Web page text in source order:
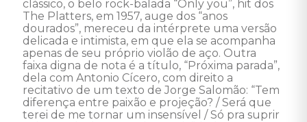
clássico, o belo rock-balada “Only you”, hit dos
The Platters, em 1957, auge dos “anos
dourados”, mereceu da intérprete uma versão
delicada e intimista, em que ela se acompanha
apenas de seu próprio violão de aço. Outra
faixa digna de nota é a título, “Próxima parada”,
dela com Antonio Cícero, com direito a
recitativo de um texto de Jorge Salomão: “Tem
diferença entre paixão e projeção? / Será que
terei de me tornar um insensível / Só pra suprir